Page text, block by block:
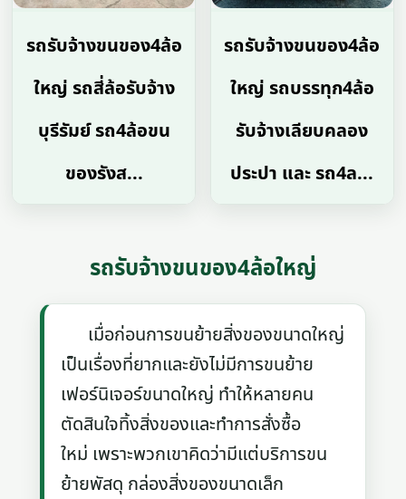
รถรับจ้างขนของ4ล้อ
ใหญ่ รถสี่ล้อรับจ้าง
บุรีรัมย์ รถ4ล้อขน
ของรังส...
รถรับจ้างขนของ4ล้อ
ใหญ่ รถบรรทุก4ล้อ
รับจ้างเลียบคลอง
ประปา และ รถ4ล...
รถรับจ้างขนของ4ล้อใหญ่
เมื่อก่อนการขนย้ายสิ่งของขนาดใหญ่
เป็นเรื่องที่ยากและยังไม่มีการขนย้าย
เฟอร์นิเจอร์ขนาดใหญ่ ทำให้หลายคน
ตัดสินใจทิ้งสิ่งของและทำการสั่งซื้อ
ใหม่ เพราะพวกเขาคิดว่ามีแต่บริการขน
ย้ายพัสดุ กล่องสิ่งของขนาดเล็ก